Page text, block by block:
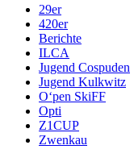
29er
420er
Berichte
ILCA
Jugend Cospuden
Jugend Kulkwitz
O‘pen SkiFF
Opti
Z1CUP
Zwenkau